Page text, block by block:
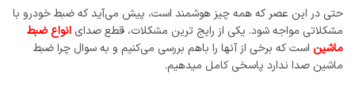
حتی در این عصر که همه چیز هوشمند است، پیش می‌آید که ضبط خودرو با
مشکلاتی مواجه شود. یکی از رایج ترین مشکلات، قطع صدای انواع ضبط
ماشین است که برخی از آنها را باهم بررسی می‌کنیم و به سوال چرا ضبط
ماشین صدا ندارد پاسخی کامل میدهیم.